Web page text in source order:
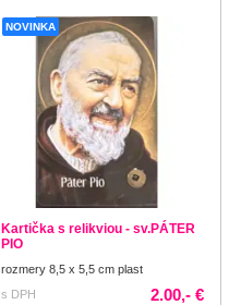
NOVINKA
Kartička s relikviou - sv.PÁTER
PIO
rozmery 8,5 x 5,5 cm plast
s DPH
2.00,- €